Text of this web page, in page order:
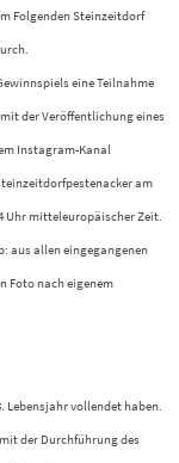
Folgenden Steinzeitdorf
eine Teilnahme
der Veröffentlichung eines
Instagram-Kanal
am
Uhr mitteleuropäischer Zeit.
aus allen eingegangenen
Foto nach eigenem
Lebensjahr vollendet haben.
der Durchführung des